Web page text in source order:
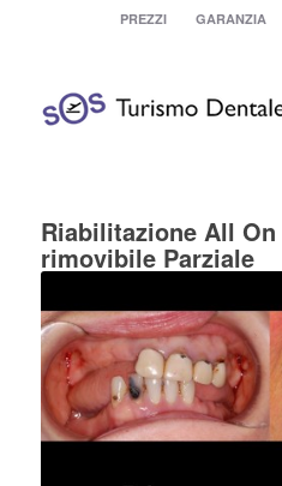
PREZZI GARANZIA
Riabilitazione All
rimovibile Parziale